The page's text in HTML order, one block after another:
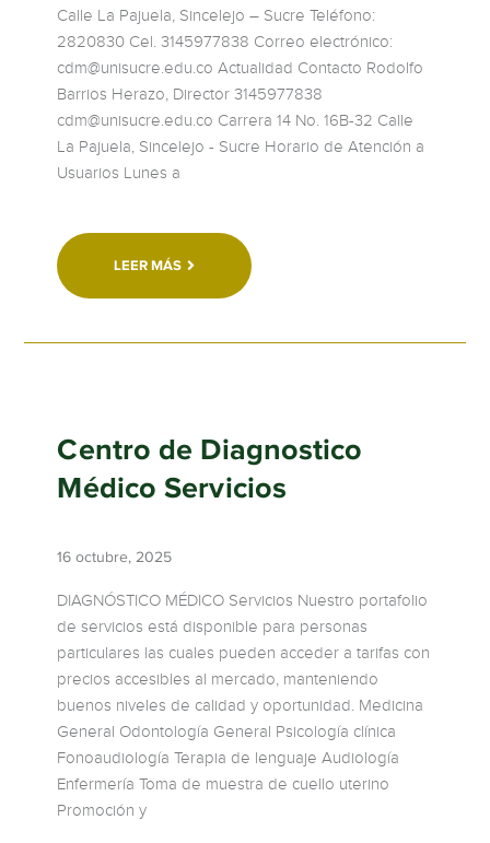
Calle La Pajuela, Sincelejo – Sucre Teléfono:
2820830 Cel. 3145977838 Correo electrónico:
cdm@unisucre.edu.co Actualidad Contacto Rodolfo
Barrios Herazo, Director 3145977838
cdm@unisucre.edu.co Carrera 14 No. 16B-32 Calle
La Pajuela, Sincelejo - Sucre Horario de Atención a
Usuarios Lunes a
LEER MÁS
Centro de Diagnostico
Médico Servicios
16 octubre, 2025
DIAGNÓSTICO MÉDICO Servicios Nuestro portafolio
de servicios está disponible para personas
particulares las cuales pueden acceder a tarifas con
precios accesibles al mercado, manteniendo
buenos niveles de calidad y oportunidad. Medicina
General Odontología General Psicología clínica
Fonoaudiología Terapia de lenguaje Audiología
Enfermería Toma de muestra de cuello uterino
Promoción y